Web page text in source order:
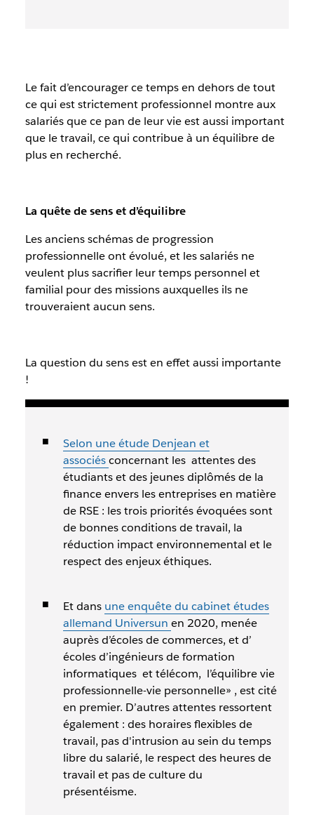
Le fait d’encourager ce temps en dehors de tout
ce qui est strictement professionnel montre aux
salariés que ce pan de leur vie est aussi important
que le travail, ce qui contribue à un équilibre de
plus en recherché.
La quête de sens et d’équilibre
Les anciens schémas de progression
professionnelle ont évolué, et les salariés ne
veulent plus sacrifier leur temps personnel et
familial pour des missions auxquelles ils ne
trouveraient aucun sens.
La question du sens est en effet aussi importante
!
Selon une étude Denjean et
associésconcernant les attentes des
étudiants et des jeunes diplômés de la
finance envers les entreprises en matière
de RSE : les trois priorités évoquées sont
de bonnes conditions de travail, la
réduction impact environnemental et le
respect des enjeux éthiques.
Et dans une enquête du cabinet études
allemand Universun en 2020, menée
auprès d’écoles de commerces, et d’
écoles d’ingénieurs de formation
informatiques et télécom, l’équilibre vie
professionnelle-vie personnelle» , est cité
en premier. D’autres attentes ressortent
également : des horaires flexibles de
travail, pas d'intrusion au sein du temps
libre du salarié, le respect des heures de
travail et pas de culture du
présentéisme.